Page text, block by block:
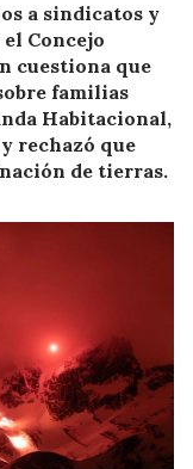
a sindicatos y
Concejo
cuestiona que
familias
Habitacional,
rechazó que
de tierras.